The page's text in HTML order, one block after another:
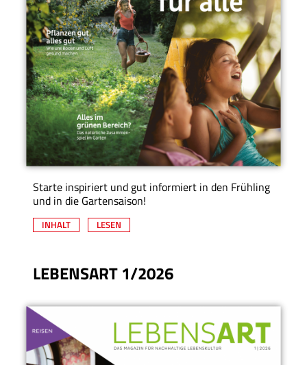
Starte inspiriert und gut informiert in den Frühling
und in die Gartensaison!
INHALT LESEN
LEBENSART 1/2026